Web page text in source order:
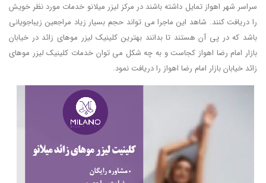
سراسر شهر اهواز تمایل داشته باشند در مرکز لیزر میلانو خدمات مورد نظر خویش
را دریافت کنند. شاهد این ماجرا می تواند حجم بسیار زیاد مراجعین زیباجویانی
باشد که در پی آن هستند تا بدانند بهترین کلینیک لیزر موهای زائد در خیابان
بازار امام رضا اهواز کجاست و به چه شکل می توان خدمات کلینیک لیزر موهای
زائد خیابان بازار امام رضا اهواز را دریافت نمود.